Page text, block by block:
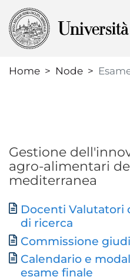
Home
Node
Gestione
agro-alimentari
mediterranea
Document
Docenti Valutatori
di ricerca
Commissione
Calendario e
esame finale